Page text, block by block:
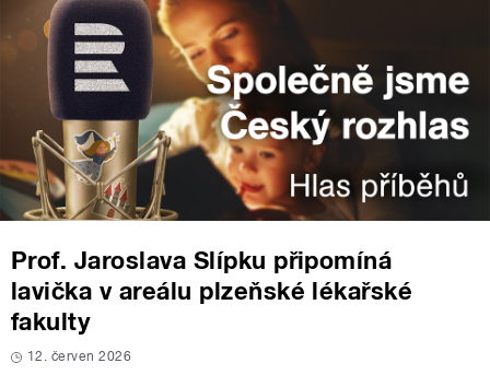
Prof. Jaroslava Slípku připomíná
lavička v areálu plzeňské lékařské
fakulty
12. červen 2026